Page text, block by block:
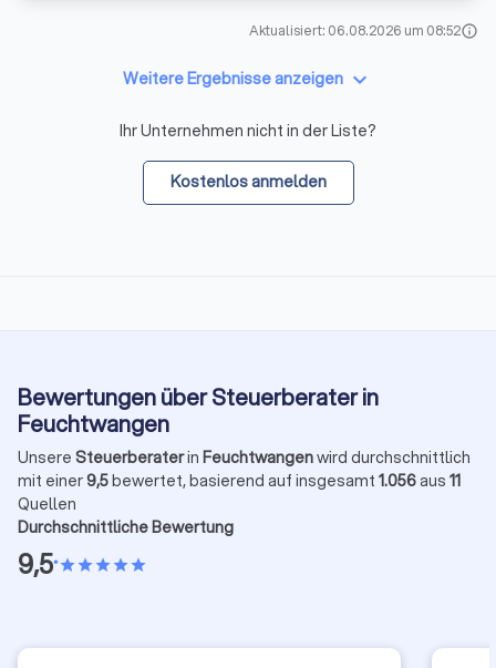
Aktualisiert: 06.08.2026 um 08:52info
Weitere Ergebnisse anzeigen keyboard_arrow_down
Ihr Unternehmen nicht in der Liste?
Kostenlos anmelden
Bewertungen über Steuerberater in
Feuchtwangen
Unsere Steuerberaterin Feuchtwangenwird durchschnittlich
mit einer9,5bewertet, basierend auf insgesamt 1.056aus 11
Quellen
Durchschnittliche Bewertung
9,5•starstarstarstarstar